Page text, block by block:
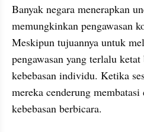
Banyak negara menerapkan
memungkinkan pengawasan
Meskipun tujuannya untuk
pengawasan yang terlalu
kebebasan individu. Ketika
mereka cenderung
kebebasan berbicara.